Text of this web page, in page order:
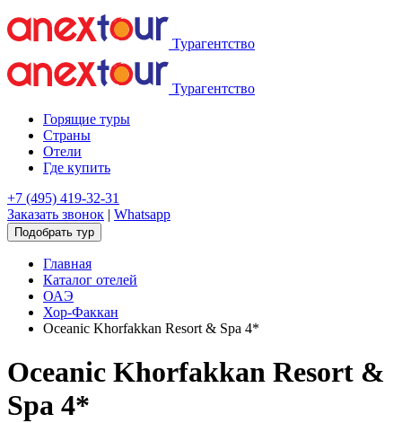
Турагентство
Турагентство
Горящие туры
Страны
Отели
Где купить
+7 (495) 419-32-31
Заказать звонок | Whatsapp
Подобрать тур
Главная
Каталог отелей
ОАЭ
Хор-Факкан
Oceanic Khorfakkan Resort & Spa 4*
Oceanic Khorfakkan Resort &
Spa 4*